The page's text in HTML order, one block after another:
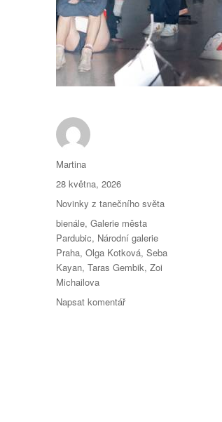
Autor:
Martina
Publikováno:
28 května, 2026
Rubriky:
Novinky z tanečního světa
Štítky:
bienále,Galerie města
Pardubic, Národní galerie
Praha,Olga Kotková,Seba
Kayan,Taras Gembik,Zoi
Michailova
Napsat komentářpro